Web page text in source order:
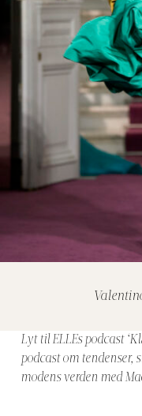
Lyt til ELLEs podcast
podcast om tendenser,
modens verden med